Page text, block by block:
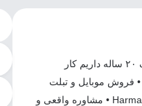
جایی که خرید موبایل، تبلت و اسپیکر راحت و مطمئنه. ما نزدیک ۲۰ ساله داریم کار
فروش موبایل و تبلت
سامسونگ و اکسسوری‌های اصل • اسپیکرهای JBL و Harman Kardon • مشاوره واقعی و